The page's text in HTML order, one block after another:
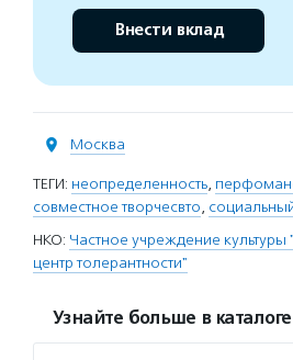
Внести вклад
Москва
ТЕГИ: неопределенность,
совместное творчесвто,
НКО: Частное учреждение культуры
центр толерантности"
Узнайте больше в